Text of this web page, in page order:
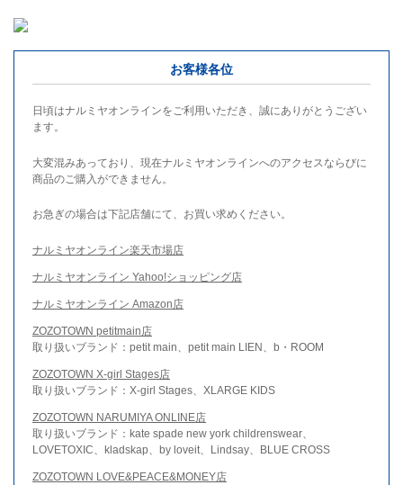
お客様各位
日頃はナルミヤオンラインをご利用いただき、誠にありがとうござい
ます。
大変混みあっており、現在ナルミヤオンラインへのアクセスならびに
商品のご購入ができません。
お急ぎの場合は下記店舗にて、お買い求めください。
ナルミヤオンライン楽天市場店
ナルミヤオンライン Yahoo!ショッピング店
ナルミヤオンライン Amazon店
ZOZOTOWN petitmain店
取り扱いブランド：petit main、petit main LIEN、b・ROOM
ZOZOTOWN X-girl Stages店
取り扱いブランド：X-girl Stages、XLARGE KIDS
ZOZOTOWN NARUMIYA ONLINE店
取り扱いブランド：kate spade new york childrenswear、
LOVETOXIC、kladskap、by loveit、Lindsay、BLUE CROSS
ZOZOTOWN LOVE&PEACE&MONEY店